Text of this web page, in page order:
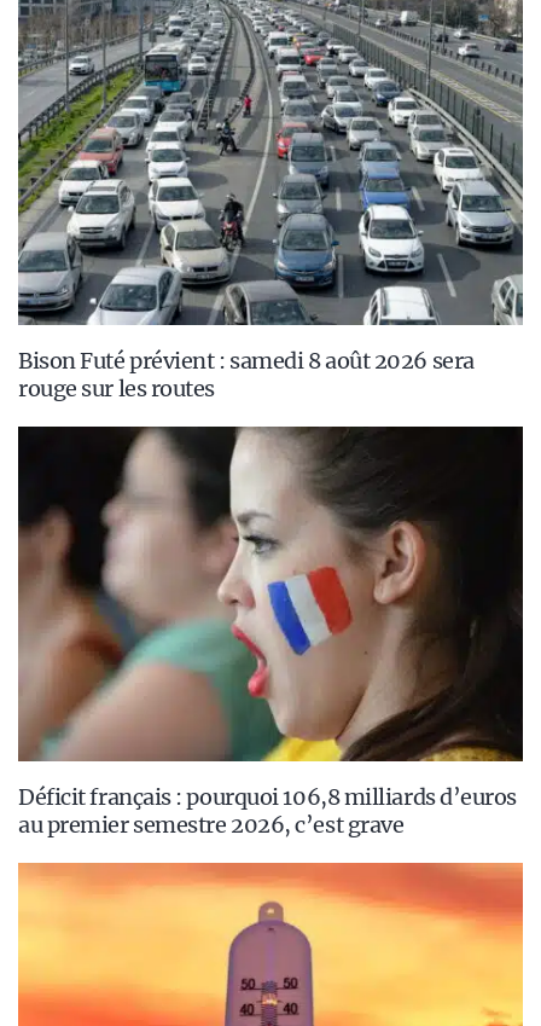
Bison Futé prévient : samedi 8 août 2026 sera
rouge sur les routes
Déficit français : pourquoi 106,8 milliards d’euros
au premier semestre 2026, c’est grave